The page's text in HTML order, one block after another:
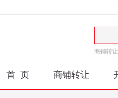
商铺转让
首 页 商铺转让